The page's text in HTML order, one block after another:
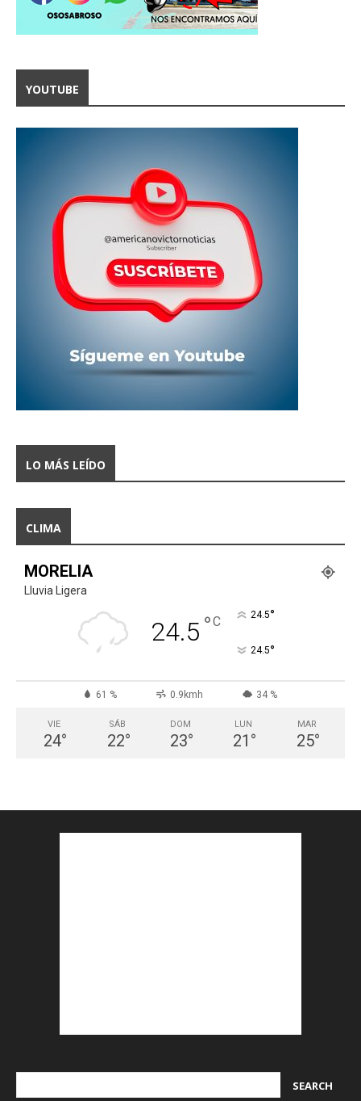
YOUTUBE
LO MÁS LEÍDO
CLIMA
MORELIA
Lluvia Ligera
24.5 °C 24.5°
24.5°
61 % 0.9kmh 34 %
VIE
24°
SÁB
22°
DOM
23°
LUN
21 °
MAR
25°